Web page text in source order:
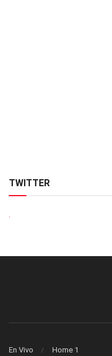
TWITTER
En Vivo Home 1